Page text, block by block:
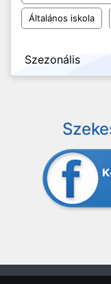
Általános iskola
Szezonális